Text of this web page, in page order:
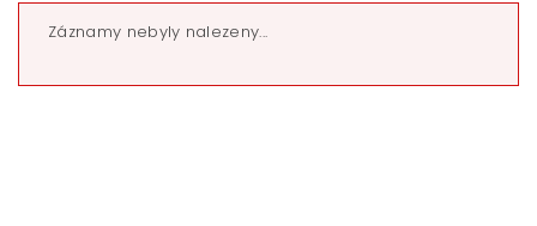
Záznamy nebyly nalezeny...